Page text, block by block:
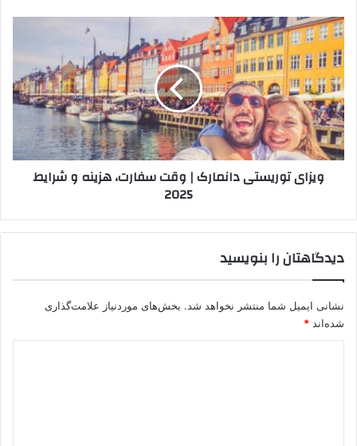
ویزای
توریستی
دانمارک
|
وقت
سفارت،
هزینه
و
شرایط
2025ویزای توریستی دانمارک | وقت سفارت، هزینه و شرایط
2025
دیدگاهتان را بنویسید
نشانی ایمیل شما منتشر نخواهد شد. بخش‌های موردنیاز علامت‌گذاری
شده‌اند *